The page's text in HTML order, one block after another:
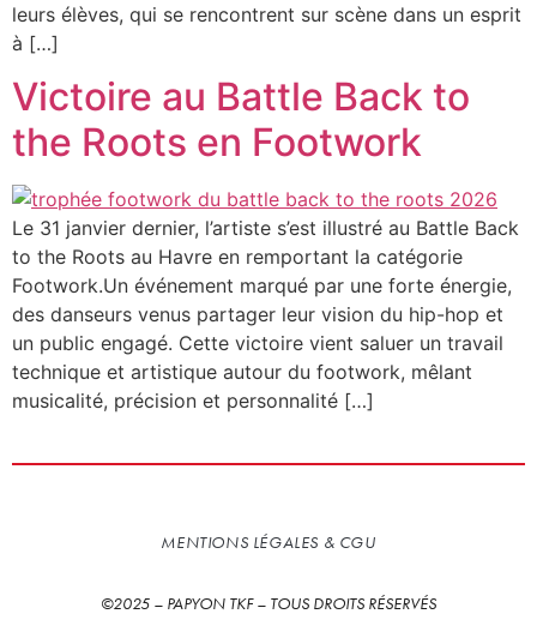
leurs élèves, qui se rencontrent sur scène dans un esprit
à […]
Victoire au Battle Back to
the Roots en Footwork
Le 31 janvier dernier, l’artiste s’est illustré au Battle Back
to the Roots au Havre en remportant la catégorie
Footwork.Un événement marqué par une forte énergie,
des danseurs venus partager leur vision du hip-hop et
un public engagé. Cette victoire vient saluer un travail
technique et artistique autour du footwork, mêlant
musicalité, précision et personnalité […]
MENTIONS LÉGALES & CGU
©2025 – PAPYON TKF – TOUS DROITS RÉSERVÉS